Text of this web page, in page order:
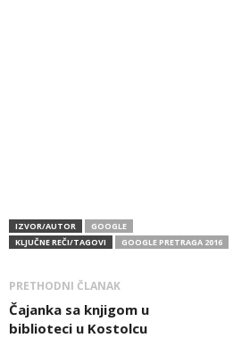
IZVOR/AUTOR
GOOGLE
KLJUČNE REČI/TAGOVI
GOOGLE PRETRAGA 2016
PRETHODNI ČLANAK
Čajanka sa knjigom u
biblioteci u Kostolcu